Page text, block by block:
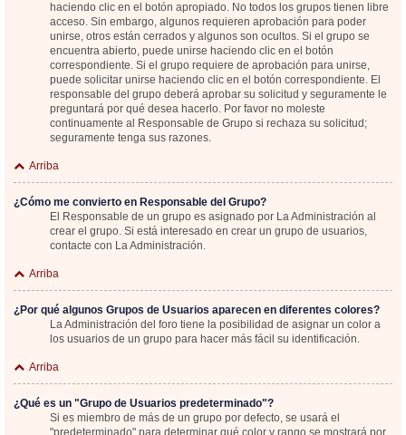
haciendo clic en el botón apropiado. No todos los grupos tienen libre
acceso. Sin embargo, algunos requieren aprobación para poder
unirse, otros están cerrados y algunos son ocultos. Si el grupo se
encuentra abierto, puede unirse haciendo clic en el botón
correspondiente. Si el grupo requiere de aprobación para unirse,
puede solicitar unirse haciendo clic en el botón correspondiente. El
responsable del grupo deberá aprobar su solicitud y seguramente le
preguntará por qué desea hacerlo. Por favor no moleste
continuamente al Responsable de Grupo si rechaza su solicitud;
seguramente tenga sus razones.
Arriba
¿Cómo me convierto en Responsable del Grupo?
El Responsable de un grupo es asignado por La Administración al
crear el grupo. Si está interesado en crear un grupo de usuarios,
contacte con La Administración.
Arriba
¿Por qué algunos Grupos de Usuarios aparecen en diferentes colores?
La Administración del foro tiene la posibilidad de asignar un color a
los usuarios de un grupo para hacer más fácil su identificación.
Arriba
¿Qué es un "Grupo de Usuarios predeterminado"?
Si es miembro de más de un grupo por defecto, se usará el
"predeterminado" para determinar qué color y rango se mostrará por